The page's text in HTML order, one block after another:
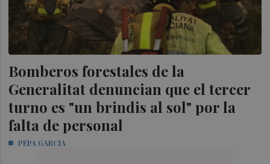
Bomberos forestales de la
Generalitat denuncian que el tercer
turno es "un brindis al sol" por la
falta de personal
PEPA GARCIA